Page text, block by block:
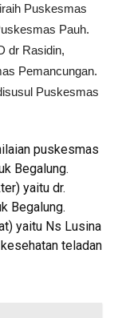
Puskesmas
Pauh.
dr Rasidin,
Pemancungan.
Puskesmas
puskesmas
Begalung.
yaitu dr.
Begalung.
yaitu Ns Lusina
teladan